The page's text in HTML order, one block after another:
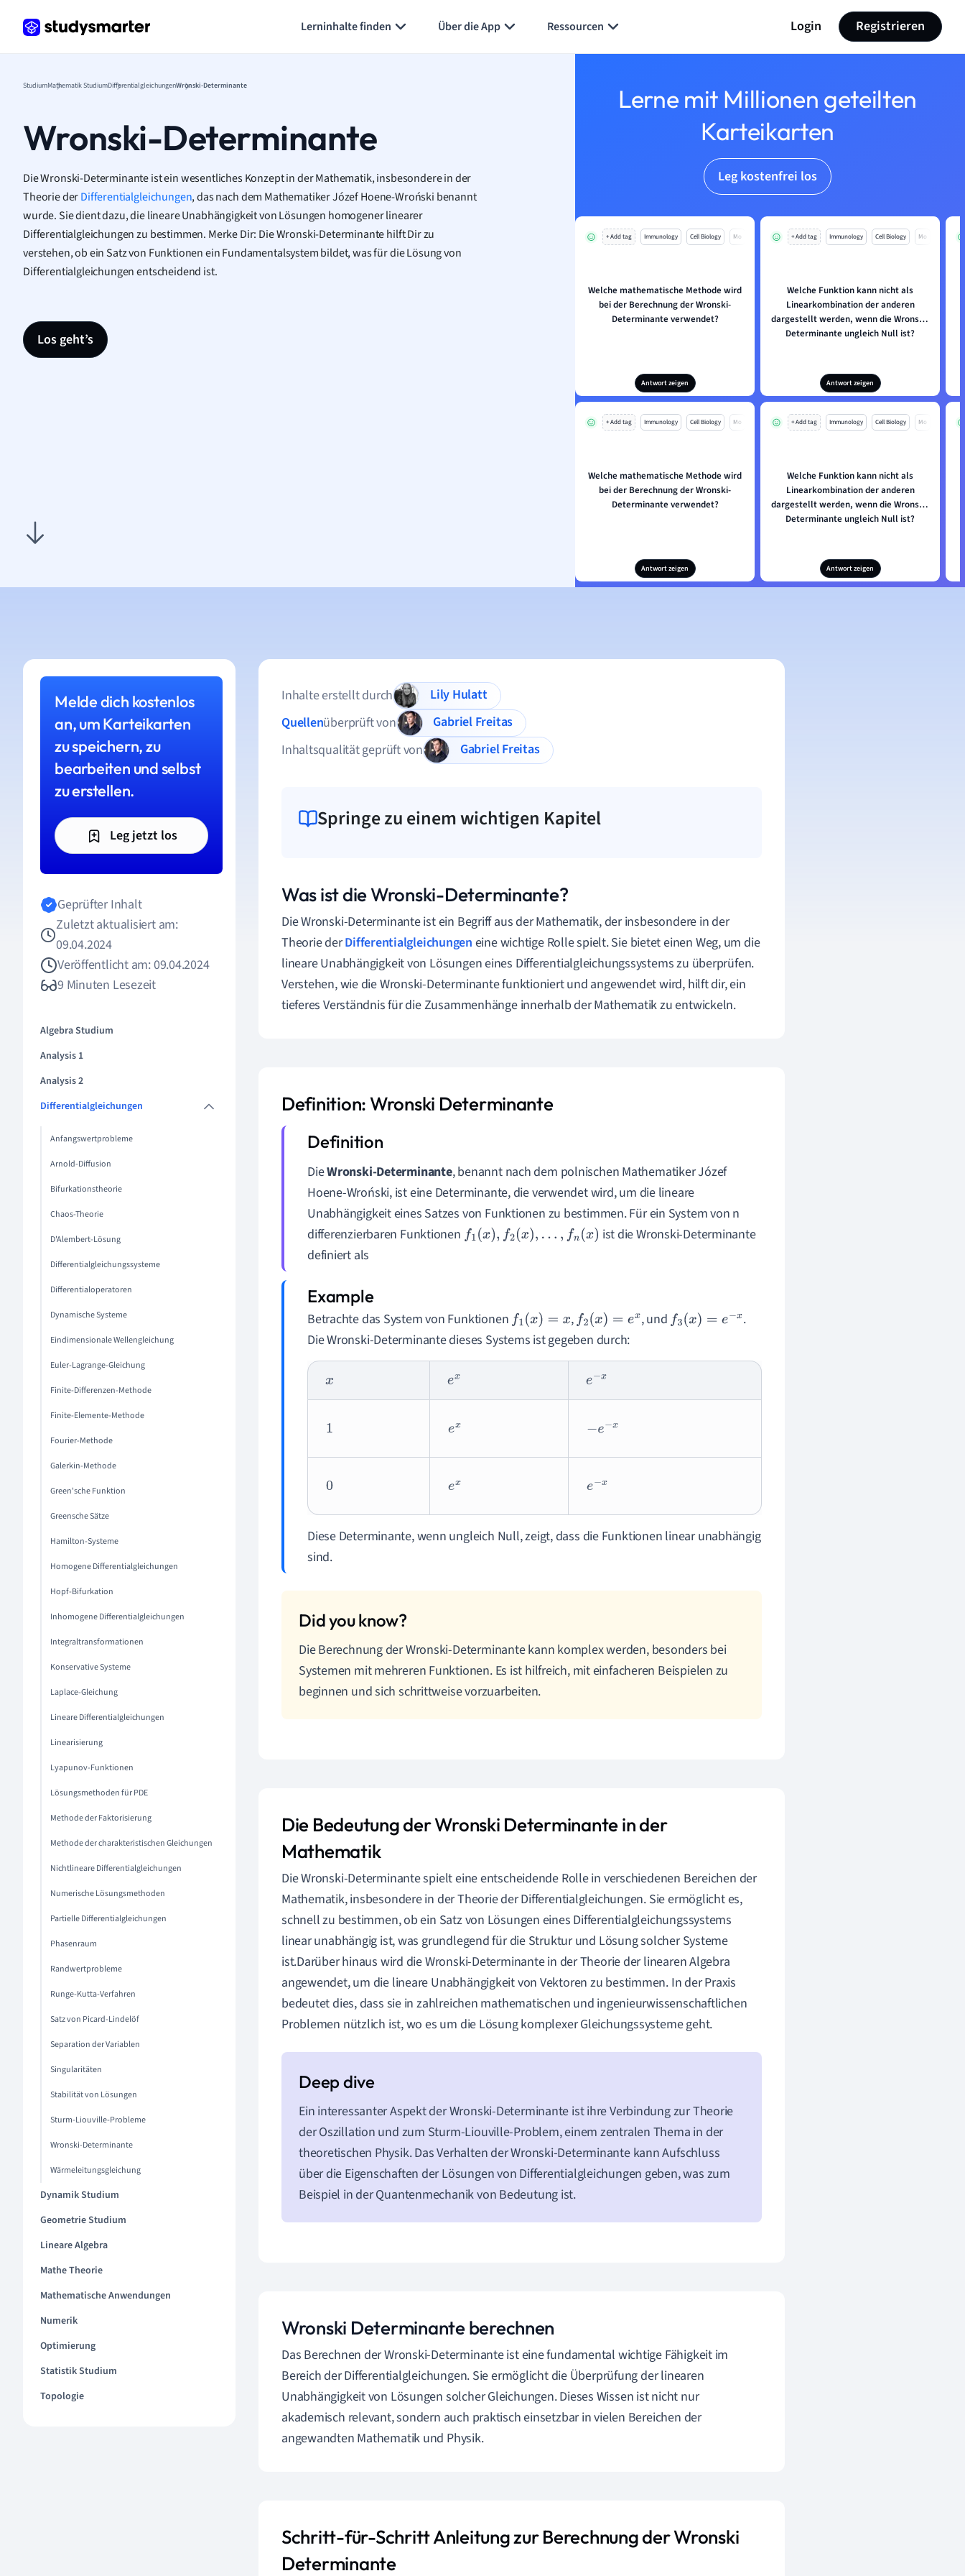
Lerninhalte finden Über die App Ressourcen Login Registrieren
StudiumMathematik StudiumDifferentialgleichungenWronski-Determinante
Wronski-Determinante
Die Wronski-Determinante ist ein wesentliches Konzept in der Mathematik, insbesondere in der
Theorie derDifferentialgleichungen, das nach dem Mathematiker Józef Hoene-Wroński benannt
wurde. Sie dient dazu, die lineare Unabhängigkeit von Lösungen homogener linearer
Differentialgleichungen zu bestimmen. Merke Dir: Die Wronski-Determinante hilft Dir zu
verstehen, ob ein Satz von Funktionen ein Fundamentalsystem bildet, was für die Lösung von
Differentialgleichungen entscheidend ist.
Los geht’s
Lerne mit Millionen geteilten
Karteikarten
Leg kostenfrei los
+ Add tag Immunology Cell Biology Mo
Welche mathematische Methode wird
bei der Berechnung der Wronski-
Determinante verwendet?
Antwort zeigen
+ Add tag Immunology Cell Biology Mo
Welche Funktion kann nicht als
Linearkombination der anderen
dargestellt werden, wenn die Wronski-
Determinante ungleich Null ist?
Antwort zeigen
+ Add tag Immunology Cell Biology Mo
Welche mathematische Methode wird
bei der Berechnung der Wronski-
Determinante verwendet?
Antwort zeigen
+ Add tag Immunology Cell Biology Mo
Welche Funktion kann nicht als
Linearkombination der anderen
dargestellt werden, wenn die Wronski-
Determinante ungleich Null ist?
Antwort zeigen
Melde dich kostenlos
an, um Karteikarten
zu speichern, zu
bearbeiten und selbst
zu erstellen.
Leg jetzt los
Geprüfter Inhalt
Zuletzt aktualisiert am:
09.04.2024
Veröffentlicht am: 09.04.2024
9 Minuten Lesezeit
Algebra Studium
Analysis 1
Analysis 2
Differentialgleichungen
Anfangswertprobleme
Arnold-Diffusion
Bifurkationstheorie
Chaos-Theorie
D'Alembert-Lösung
Differentialgleichungssysteme
Differentialoperatoren
Dynamische Systeme
Eindimensionale Wellengleichung
Euler-Lagrange-Gleichung
Finite-Differenzen-Methode
Finite-Elemente-Methode
Fourier-Methode
Galerkin-Methode
Green'sche Funktion
Greensche Sätze
Hamilton-Systeme
Homogene Differentialgleichungen
Hopf-Bifurkation
Inhomogene Differentialgleichungen
Integraltransformationen
Konservative Systeme
Laplace-Gleichung
Lineare Differentialgleichungen
Linearisierung
Lyapunov-Funktionen
Lösungsmethoden für PDE
Methode der Faktorisierung
Methode der charakteristischen Gleichungen
Nichtlineare Differentialgleichungen
Numerische Lösungsmethoden
Partielle Differentialgleichungen
Phasenraum
Randwertprobleme
Runge-Kutta-Verfahren
Satz von Picard-Lindelöf
Separation der Variablen
Singularitäten
Stabilität von Lösungen
Sturm-Liouville-Probleme
Wronski-Determinante
Wärmeleitungsgleichung
Dynamik Studium
Geometrie Studium
Lineare Algebra
Mathe Theorie
Mathematische Anwendungen
Numerik
Optimierung
Statistik Studium
Topologie
Inhalte erstellt durch
Lily Hulatt
Quellenüberprüft von
Gabriel Freitas
Inhaltsqualität geprüft von
Gabriel Freitas
Springe zu einem wichtigen Kapitel
Was ist die Wronski-Determinante?
Die Wronski-Determinante ist ein Begriff aus der Mathematik, der insbesondere in der
Theorie derDifferentialgleichungen eine wichtige Rolle spielt. Sie bietet einen Weg, um die
lineare Unabhängigkeit von Lösungen eines Differentialgleichungssystems zu überprüfen.
Verstehen, wie die Wronski-Determinante funktioniert und angewendet wird, hilft dir, ein
tieferes Verständnis für die Zusammenhänge innerhalb der Mathematik zu entwickeln.
Definition: Wronski Determinante
DieWronski-Determinante, benannt nach dem polnischen Mathematiker Józef
Hoene-Wroński, ist eine Determinante, die verwendet wird, um die lineare
Unabhängigkeit eines Satzes von Funktionen zu bestimmen. Für ein System von n
differenzierbaren Funktionen f1(x),f2( x),...,fn( x)
ist die Wronski-Determinante
definiert als
Betrachte das System von Funktionen f1(x)=x ,f2(x)=e x , und f3(x)=e −x
.
Die Wronski-Determinante dieses Systems ist gegeben durch:
x ex e−x
1 ex −e−x
0 ex e−x
Diese Determinante, wenn ungleich Null, zeigt, dass die Funktionen linear unabhängig
sind.
Die Berechnung der Wronski-Determinante kann komplex werden, besonders bei
Systemen mit mehreren Funktionen. Es ist hilfreich, mit einfacheren Beispielen zu
beginnen und sich schrittweise vorzuarbeiten.
Die Bedeutung der Wronski Determinante in der
Mathematik
Die Wronski-Determinante spielt eine entscheidende Rolle in verschiedenen Bereichen der
Mathematik, insbesondere in der Theorie der Differentialgleichungen. Sie ermöglicht es,
schnell zu bestimmen, ob ein Satz von Lösungen eines Differentialgleichungssystems
linear unabhängig ist, was grundlegend für die Struktur und Lösung solcher Systeme
ist.Darüber hinaus wird die Wronski-Determinante in der Theorie der linearen Algebra
angewendet, um die lineare Unabhängigkeit von Vektoren zu bestimmen. In der Praxis
bedeutet dies, dass sie in zahlreichen mathematischen und ingenieurwissenschaftlichen
Problemen nützlich ist, wo es um die Lösung komplexer Gleichungssysteme geht.
Ein interessanter Aspekt der Wronski-Determinante ist ihre Verbindung zur Theorie
der Oszillation und zum Sturm-Liouville-Problem, einem zentralen Thema in der
theoretischen Physik. Das Verhalten der Wronski-Determinante kann Aufschluss
über die Eigenschaften der Lösungen von Differentialgleichungen geben, was zum
Beispiel in der Quantenmechanik von Bedeutung ist.
Wronski Determinante berechnen
Das Berechnen der Wronski-Determinante ist eine fundamental wichtige Fähigkeit im
Bereich der Differentialgleichungen. Sie ermöglicht die Überprüfung der linearen
Unabhängigkeit von Lösungen solcher Gleichungen. Dieses Wissen ist nicht nur
akademisch relevant, sondern auch praktisch einsetzbar in vielen Bereichen der
angewandten Mathematik und Physik.
Schritt-für-Schritt Anleitung zur Berechnung der Wronski
Determinante